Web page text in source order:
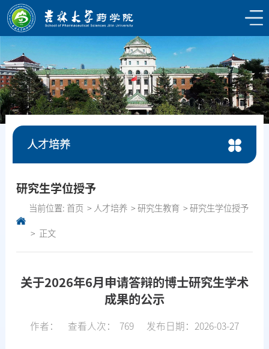
人才培养
研究生学位授予
当前位置: 首页 人才培养 研究生教育 研究生学位授予
正文
关于2026年6月申请答辩的博士研究生学术
成果的公示
作者： 查看人次： 769 发布日期：2026-03-27